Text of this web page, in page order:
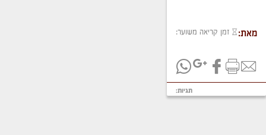
מאת: זמן קריאה משוער:
תגיות: